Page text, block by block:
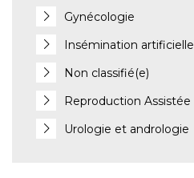
Gynécologie
Insémination artificielle
Non classifié(e)
Reproduction Assistée
Urologie et andrologie